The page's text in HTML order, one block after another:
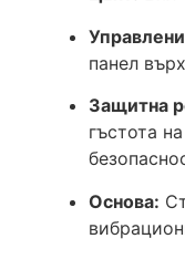
панел
Защитна
гъстота
Основа: